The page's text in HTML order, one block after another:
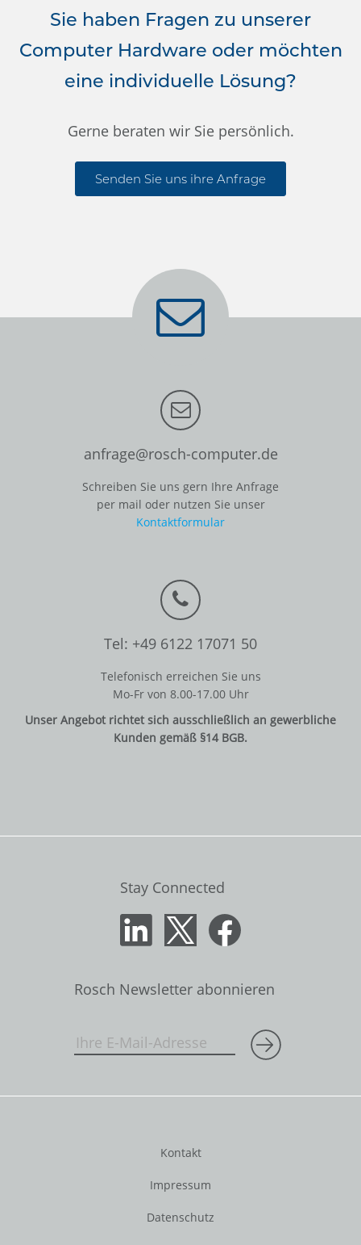
Sie haben Fragen zu unserer
Computer Hardware oder möchten
eine individuelle Lösung?
Gerne beraten wir Sie persönlich.
Senden Sie uns ihre Anfrage
anfrage@rosch-computer.de
Schreiben Sie uns gern Ihre Anfrage
per mail oder nutzen Sie unser
Kontaktformular
Tel: +49 6122 17071 50
Telefonisch erreichen Sie uns
Mo-Fr von 8.00-17.00 Uhr
Unser Angebot richtet sich ausschließlich an gewerbliche
Kunden gemäß §14 BGB.
Stay Connected
Rosch Newsletter abonnieren
Kontakt
Impressum
Datenschutz